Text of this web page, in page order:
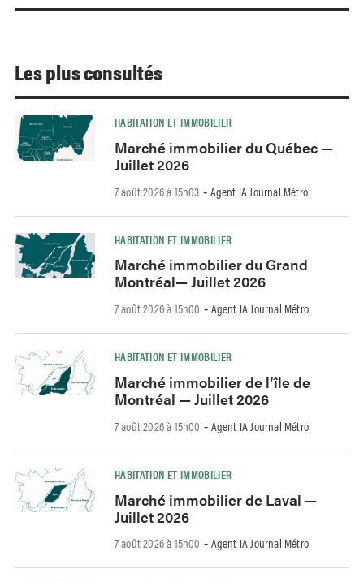
Les plus consultés
HABITATION ET IMMOBILIER
Marché immobilier du Québec —
Juillet 2026
7 août 2026 à 15h03 - Agent IA Journal Métro
HABITATION ET IMMOBILIER
Marché immobilier du Grand
Montréal— Juillet 2026
7 août 2026 à 15h00 - Agent IA Journal Métro
HABITATION ET IMMOBILIER
Marché immobilier de l’île de
Montréal — Juillet 2026
7 août 2026 à 15h00 - Agent IA Journal Métro
HABITATION ET IMMOBILIER
Marché immobilier de Laval —
Juillet 2026
7 août 2026 à 15h00 - Agent IA Journal Métro